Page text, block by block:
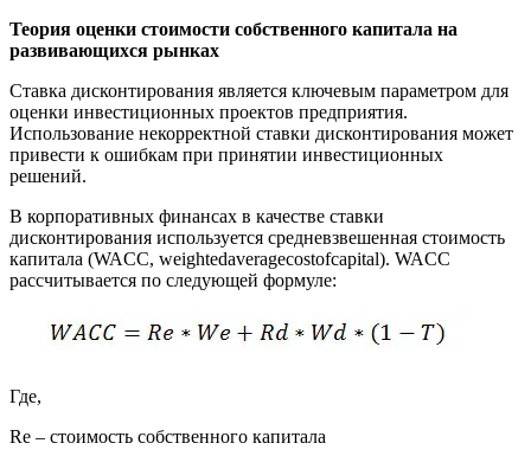
Теория оценки стоимости собственного капитала на
развивающихся рынках
Ставка дисконтирования является ключевым параметром для
оценки инвестиционных проектов предприятия.
Использование некорректной ставки дисконтирования может
привести к ошибкам при принятии инвестиционных
решений.
В корпоративных финансах в качестве ставки
дисконтирования используется средневзвешенная стоимость
капитала (WACC, weightedaveragecostofcapital). WACC
рассчитывается по следующей формуле:
Где,
Re – стоимость собственного капитала